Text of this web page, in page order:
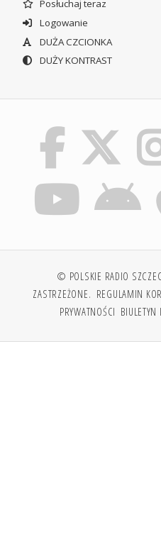
Posłuchaj teraz
Logowanie
DUŻA CZCIONKA
DUŻY KONTRAST
© POLSKIE RADIO
ZASTRZEŻONE. REGULAMIN
PRYWATNOŚCI